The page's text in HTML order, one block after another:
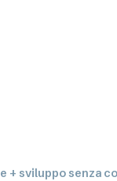
+ sviluppo senza